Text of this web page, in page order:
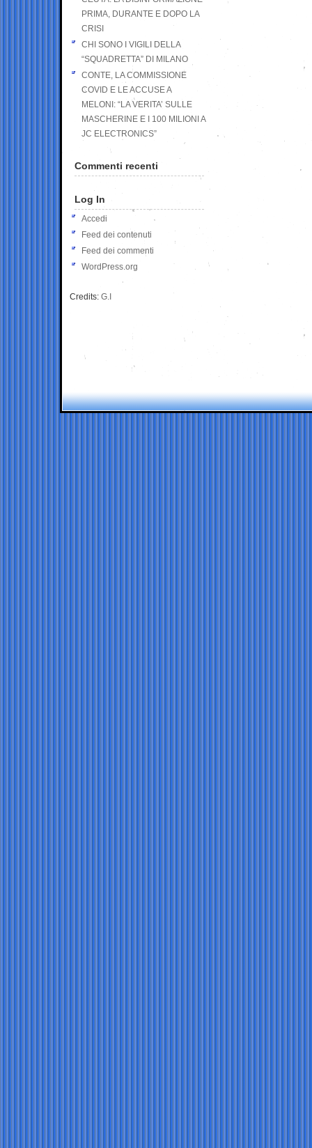
PRIMA, DURANTE E DOPO LA
CRISI
CHI SONO I VIGILI DELLA
“SQUADRETTA” DI MILANO
CONTE, LA COMMISSIONE
COVID E LE ACCUSE A
MELONI: “LA VERITA’ SULLE
MASCHERINE E I 100 MILIONI A
JC ELECTRONICS”
Commenti recenti
Log In
Accedi
Feed dei contenuti
Feed dei commenti
WordPress.org
Credits: G.I